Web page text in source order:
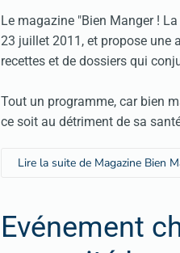
Le magazine "Bien Manger !
23 juillet 2011, et propose une
recettes et de dossiers qui
Tout un programme, car bien
ce soit au détriment de sa
Lire la suite de Magazine Bien
Evénement